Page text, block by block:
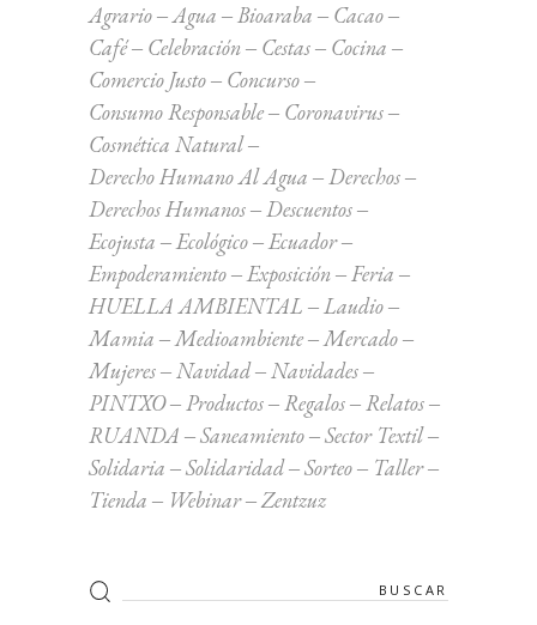
Agrario Agua Bioaraba
Cacao
Café
Celebración Cestas
Cocina
Comercio Justo
Concurso
Consumo Responsable
Coronavirus
Cosmética Natural
Derecho Humano Al Agua
Derechos
Derechos Humanos
Descuentos
Ecojusta
Ecológico
Ecuador
Empoderamiento
Exposición
Feria
HUELLA AMBIENTAL
Laudio
Mamia
Medioambiente
Mercado
Mujeres
Navidad
Navidades
PINTXO
Productos Regalos
Relatos
RUANDA
Saneamiento
Sector Textil
Solidaria
Solidaridad Sorteo
Taller
Tienda
Webinar Zentzuz
Search
for: